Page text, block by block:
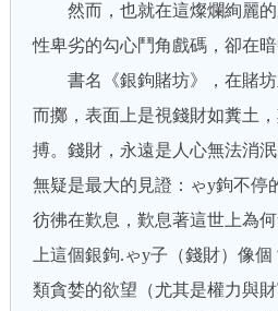
然而，也就在這燦爛絢麗的
性卑劣的勾心鬥角戲碼，卻在暗
書名《銀鉤賭坊》，在賭坊
而擲，表面上是視錢財如糞土
搏。錢財，永遠是人心無法消
無疑是最大的見證：ゃy鉤不停
彷彿在歎息，歎息著這世上為
上這個銀鉤.ゃy子（錢財）像
類貪婪的欲望（尤其是權力與